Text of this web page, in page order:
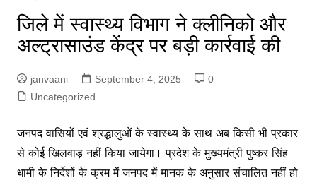
जिले में स्वास्थ्य विभाग ने क्लीनिको और
अल्ट्रासाउंड केंद्र पर बड़ी कार्रवाई की
janvaani September 4, 2025
0
Uncategorized
जनपद वासियों एवं श्रद्धालुओं के स्वास्थ्य के साथ अब किसी भी प्रकार
से कोई खिलवाड़ नहीं किया जायेगा। प्रदेश के मुख्यमंत्री पुष्कर सिंह
धामी के निर्देशों के क्रम में जनपद में मानक के अनुसार संचालित नहीं हो